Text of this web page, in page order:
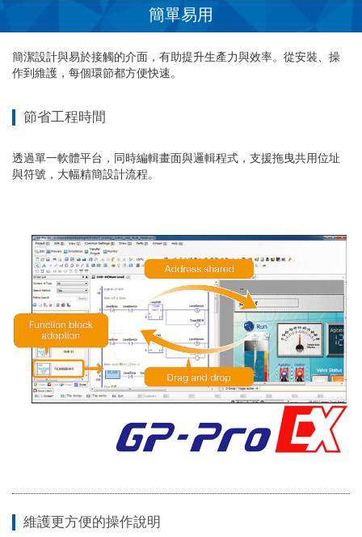
簡單易用
簡潔設計與易於接觸的介面，有助提升生產力與效率。從安裝、操
作到維護，每個環節都方便快速。
節省工程時間
透過單一軟體平台，同時編輯畫面與邏輯程式，支援拖曳共用位址
與符號，大幅精簡設計流程。
維護更方便的操作說明